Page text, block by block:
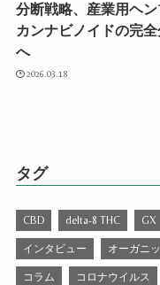
分断戦略、産業用ヘン
カンナビノイドの完
へ
2026.03.18
タグ
CBD delta-8 THC GX
インタビュー オーガニ
コラム コロナウイルス